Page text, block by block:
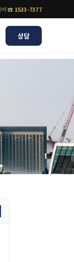
|☎ 1533-7377
상담